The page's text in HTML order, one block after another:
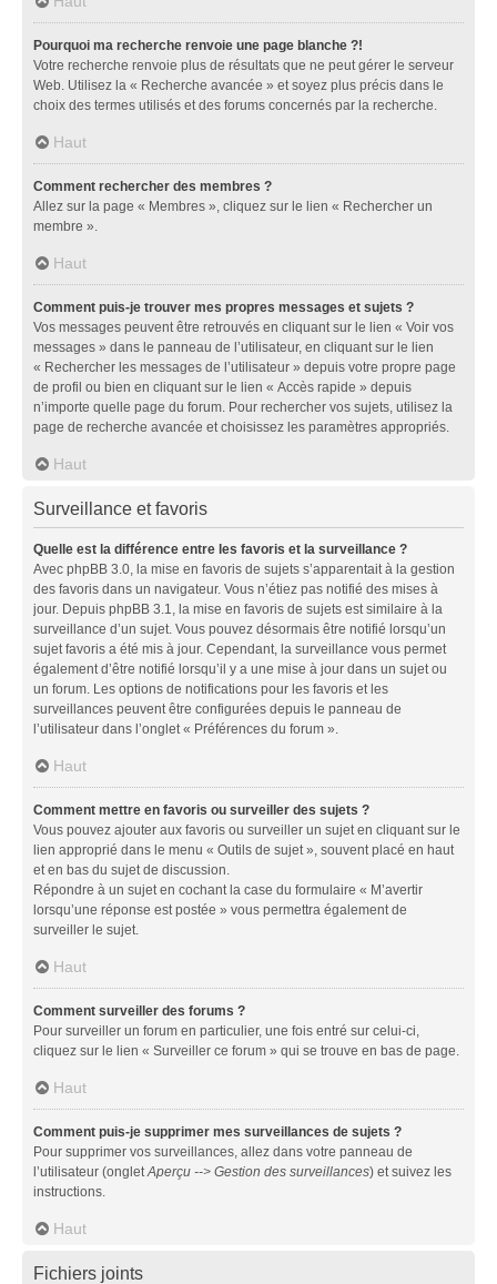
Pourquoi ma recherche renvoie une page blanche ?!
Votre recherche renvoie plus de résultats que ne peut gérer le serveur
Web. Utilisez la « Recherche avancée » et soyez plus précis dans le
choix des termes utilisés et des forums concernés par la recherche.
Haut
Comment rechercher des membres ?
Allez sur la page « Membres », cliquez sur le lien « Rechercher un
membre ».
Haut
Comment puis-je trouver mes propres messages et sujets ?
Vos messages peuvent être retrouvés en cliquant sur le lien « Voir vos
messages » dans le panneau de l’utilisateur, en cliquant sur le lien
« Rechercher les messages de l’utilisateur » depuis votre propre page
de profil ou bien en cliquant sur le lien « Accès rapide » depuis
n’importe quelle page du forum. Pour rechercher vos sujets, utilisez la
page de recherche avancée et choisissez les paramètres appropriés.
Haut
Surveillance et favoris
Quelle est la différence entre les favoris et la surveillance ?
Avec phpBB 3.0, la mise en favoris de sujets s’apparentait à la gestion
des favoris dans un navigateur. Vous n’étiez pas notifié des mises à
jour. Depuis phpBB 3.1, la mise en favoris de sujets est similaire à la
surveillance d’un sujet. Vous pouvez désormais être notifié lorsqu’un
sujet favoris a été mis à jour. Cependant, la surveillance vous permet
également d’être notifié lorsqu’il y a une mise à jour dans un sujet ou
un forum. Les options de notifications pour les favoris et les
surveillances peuvent être configurées depuis le panneau de
l’utilisateur dans l’onglet « Préférences du forum ».
Haut
Comment mettre en favoris ou surveiller des sujets ?
Vous pouvez ajouter aux favoris ou surveiller un sujet en cliquant sur le
lien approprié dans le menu « Outils de sujet », souvent placé en haut
et en bas du sujet de discussion.
Répondre à un sujet en cochant la case du formulaire « M’avertir
lorsqu’une réponse est postée » vous permettra également de
surveiller le sujet.
Haut
Comment surveiller des forums ?
Pour surveiller un forum en particulier, une fois entré sur celui-ci,
cliquez sur le lien « Surveiller ce forum » qui se trouve en bas de page.
Haut
Comment puis-je supprimer mes surveillances de sujets ?
Pour supprimer vos surveillances, allez dans votre panneau de
l’utilisateur (onglet Aperçu --> Gestion des surveillances) et suivez les
instructions.
Haut
Fichiers joints